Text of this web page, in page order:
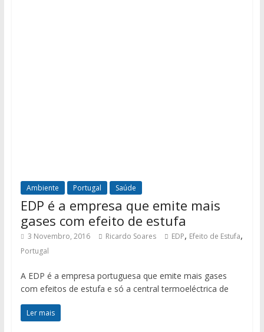
Ambiente Portugal Saúde
EDP é a empresa que emite mais
gases com efeito de estufa
3 Novembro, 2016 Ricardo Soares EDP, Efeito de Estufa,
Portugal
A EDP é a empresa portuguesa que emite mais gases
com efeitos de estufa e só a central termoeléctrica de
Ler mais